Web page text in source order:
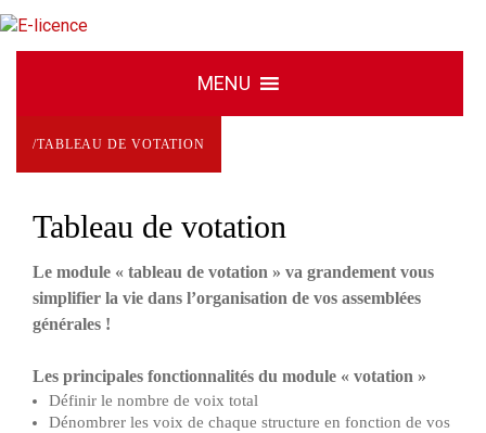
/TABLEAU DE VOTATION
Tableau de votation
Le module « tableau de votation » va grandement vous
simplifier la vie dans l’organisation de vos assemblées
générales !
Les principales fonctionnalités du module « votation »
Définir le nombre de voix total
Dénombrer les voix de chaque structure en fonction de vos